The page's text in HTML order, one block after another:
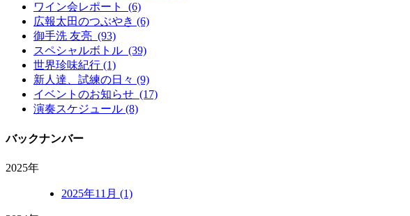
ワイン会レポート (6)
広報太田のつぶやき (6)
御手洗 友亮 (93)
スペシャルボトル (39)
世界珍味紀行 (1)
新人達、試練の日々 (9)
イベントのお知らせ (17)
演奏スケジュール (8)
バックナンバー
2025年
2025年11月 (1)